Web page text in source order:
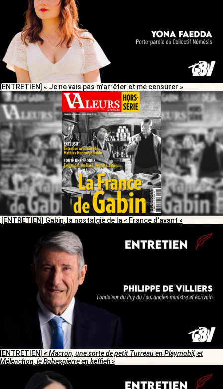
[ENTRETIEN] « Je ne vais pas m’arrêter et me censurer »
[ENTRETIEN] Gabin, la nostalgie de la « France d’avant »
[ENTRETIEN] « Macron, une sorte de petit Turreau en Playmobil, et
Mélenchon, le Robespierre en keffieh »